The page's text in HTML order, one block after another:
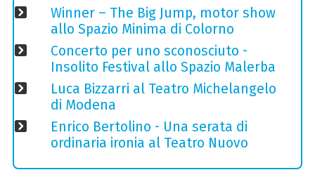
Winner – The Big Jump, motor show
allo Spazio Minima di Colorno
Concerto per uno sconosciuto -
Insolito Festival allo Spazio Malerba
Luca Bizzarri al Teatro Michelangelo
di Modena
Enrico Bertolino - Una serata di
ordinaria ironia al Teatro Nuovo